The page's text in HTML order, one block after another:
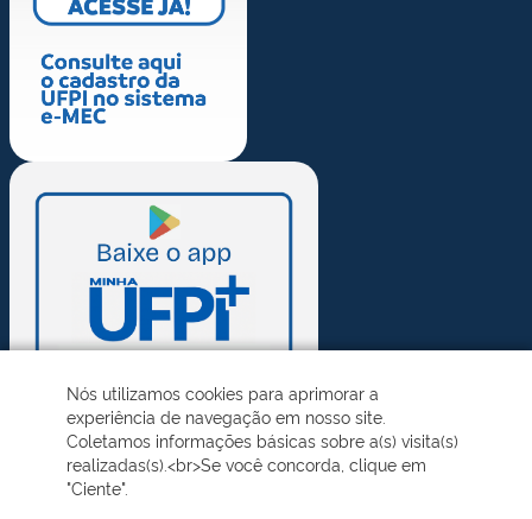
Nós utilizamos cookies para aprimorar a
experiência de navegação em nosso site.
Coletamos informações básicas sobre a(s) visita(s)
realizadas(s).<br>Se você concorda, clique em
"Ciente".